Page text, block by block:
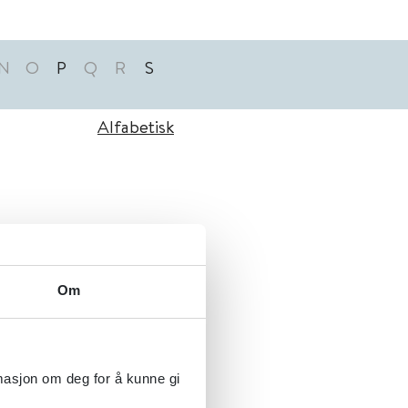
Om
om deg for å kunne gi
N O P Q R S
Alfabetisk